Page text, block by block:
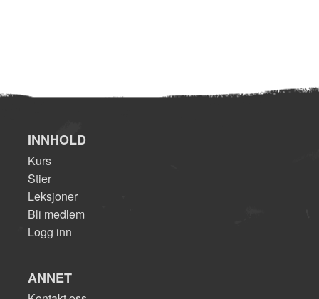
INNHOLD
Kurs
Stier
Leksjoner
Bli medlem
Logg inn
ANNET